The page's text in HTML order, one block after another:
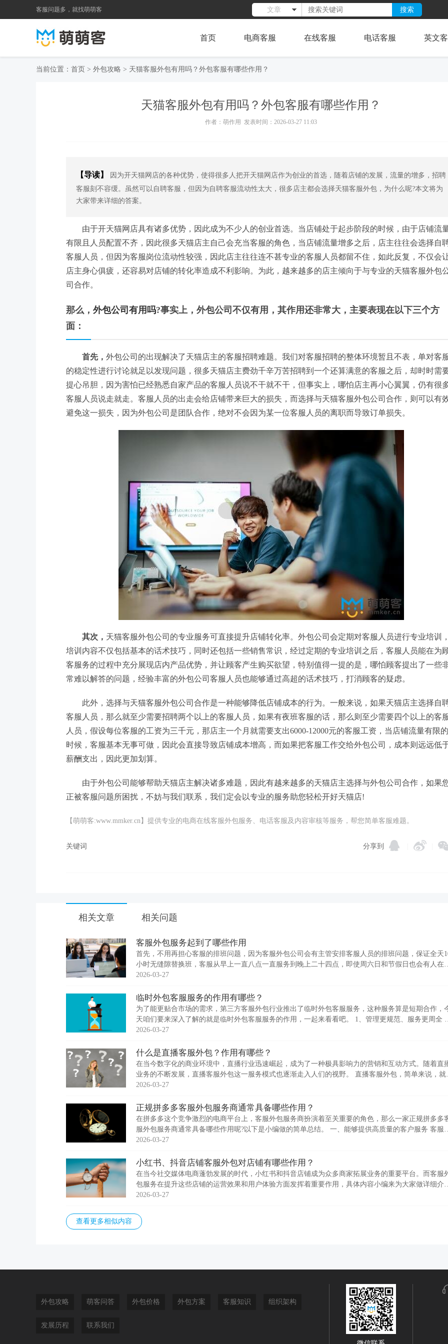
客服问题多，就找萌萌客 文章 搜索
首页 电商客服 在线客服 电话客服 英文
当前位置： 首页 > 外包攻略 > 天猫客服外包有用吗？外包客服有哪些作用？
天猫客服外包有用吗？外包客服有哪些作用？
作者：萌作用 发表时间：2026-03-27 11:03
【导读】
因为开天猫网店的各种优势，使得很多人把开天猫网店作为创业的首选，随着店铺的发展，流量的增多，招聘
客服刻不容缓。虽然可以自聘客服，但因为自聘客服流动性太大，很多店主都会选择天猫客服外包，为什么呢?本文将为
大家带来详细的答案。
由于开天猫网店具有诸多优势，因此成为不少人的创业首选。当店铺处于起步阶段的时候，由于店铺流
有限且人员配置不齐，因此很多天猫店主自己会充当客服的角色，当店铺流量增多之后，店主往往会选择自
客服人员，但因为客服岗位流动性较强，因此店主往往连不甚专业的客服人员都留不住，如此反复，不仅会
店主身心俱疲，还容易对店铺的转化率造成不利影响。为此，越来越多的店主倾向于与专业的天猫客服外包
司合作。
那么， 外包公司有用吗?事实上，外包公司不仅有用，其作用还非常大，主要表现在以下三个方
面：
首先， 外包公司的出现解决了天猫店主的客服招聘难题。我们对客服招聘的整体环境暂且不表，单对客
的稳定性进行讨论就足以发现问题，很多天猫店主费劲千辛万苦招聘到一个还算满意的客服之后，却时时需
提心吊胆，因为害怕已经熟悉自家产品的客服人员说不干就不干，但事实上，哪怕店主再小心翼翼，仍有很
客服人员说走就走。客服人员的出走会给店铺带来巨大的损失，而选择与天猫客服外包公司合作，则可以有
避免这一损失，因为外包公司是团队合作，绝对不会因为某一位客服人员的离职而导致订单损失。
其次， 天猫客服外包公司的专业服务可直接提升店铺转化率。外包公司会定期对客服人员进行专业培训，
培训内容不仅包括基本的话术技巧，同时还包括一些销售常识，经过定期的专业培训之后，客服人员能在为
客服务的过程中充分展现店内产品优势，并让顾客产生购买欲望，特别值得一提的是，哪怕顾客提出了一些
常难以解答的问题，经验丰富的外包公司客服人员也能够通过高超的话术技巧，打消顾客的疑虑。
此外，选择与天猫客服外包公司合作是一种能够降低店铺成本的行为。一般来说，如果天猫店主选择自
客服人员，那么就至少需要招聘两个以上的客服人员，如果有夜班客服的话，那么则至少需要四个以上的客
人员，假设每位客服的工资为三千元，那店主一个月就需要支出6000-12000元的客服工资，当店铺流量有限的
时候，客服基本无事可做，因此会直接导致店铺成本增高，而如果把客服工作交给外包公司，成本则远远低
薪酬支出，因此更加划算。
由于外包公司能够帮助天猫店主解决诸多难题，因此有越来越多的天猫店主选择与外包公司合作，如果
正被客服问题所困扰，不妨与我们联系，我们定会以专业的服务助您轻松开好天猫店!
【萌萌客:www.mmker.cn】提供专业的电商在线客服外包服务、电话客服及内容审核等服务，帮您简单客服难题。
关键词 分享到
相关文章 相关问题
客服外包服务起到了哪些作用
首先，不用再担心客服的排班问题，因为客服外包公司会有主管安排客服人员的排班问题，保证全天
小时无缝隙替换班，客服从早上一直八点一直服务到晚上二十四点，即使周六日和节假日也会有人在
服务，店主在也不用担心夜间或者假日店铺无人看
2026-03-27
临时外包客服服务的作用有哪些？
为了能更贴合市场的需求，第三方客服外包行业推出了临时外包客服服务，这种服务算是短期合作，
天咱们要来深入了解的就是临时外包客服服务的作用，一起来看看吧。 1、管理更规范、服务更周全
包人员的各种客服、劳动事务均有人力资源公司
2026-03-27
什么是直播客服外包？作用有哪些？
在当今数字化的商业环境中，直播行业迅速崛起，成为了一种极具影响力的营销和互动方式。随着直
业务的不断发展，直播客服外包这一服务模式也逐渐走入人们的视野。 直播客服外包，简单来说，就
将直播过程中的客户服务工作委托给专业的第三
2026-03-27
正规拼多多客服外包服务商通常具备哪些作用？
在拼多多这个竞争激烈的电商平台上，客服外包服务商扮演着至关重要的角色，那么一家正规拼多多
服外包服务商通常具备哪些作用呢?以下是小编做的简单总结。 一、能够提供高质量的客户服务 客服
包公司服务人员经过严格培训，熟悉拼多多的平
2026-03-27
小红书、抖音店铺客服外包对店铺有哪些作用？
在当今社交媒体电商蓬勃发展的时代，小红书和抖音店铺成为众多商家拓展业务的重要平台。而客服
包服务在提升这些店铺的运营效果和用户体验方面发挥着重要作用，具体内容小编来为大家做详细介
绍。 一、能够提供24小时不间断的服务 小红书和抖
2026-03-27
查看更多相似内容
外包攻略 萌客问答 外包价格 外包方案 客服知识 组织架构
发展历程 联系我们